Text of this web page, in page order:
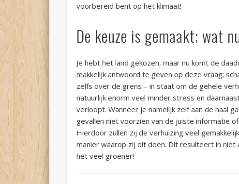
voorbereid bent op het klimaat!
De keuze is gemaakt; wat
Je hebt het land gekozen, maar nu komt de
makkelijk antwoord te geven op deze vraag;
zelfs over de grens – in staat om de gehele
natuurlijk enorm veel minder stress en
verloopt. Wanneer je namelijk zelf aan de haal
gevallen niet voorzien van de juiste informatie
Hierdoor zullen zij de verhuizing veel
manier waarop zij dit doen. Dit resulteert in niet
het veel groener!